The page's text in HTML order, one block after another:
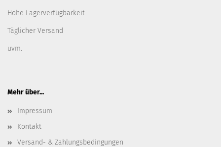
Hohe Lagerverfügbarkeit
Täglicher Versand
uvm.
Mehr über...
Impressum
Kontakt
Versand- & Zahlungsbedingungen